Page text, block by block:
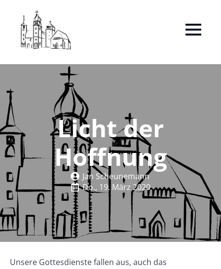
Licht der
Hoffnung
Jan Scheunemann
Do., 19. März 2020
Unsere Gottesdienste fallen aus, auch das